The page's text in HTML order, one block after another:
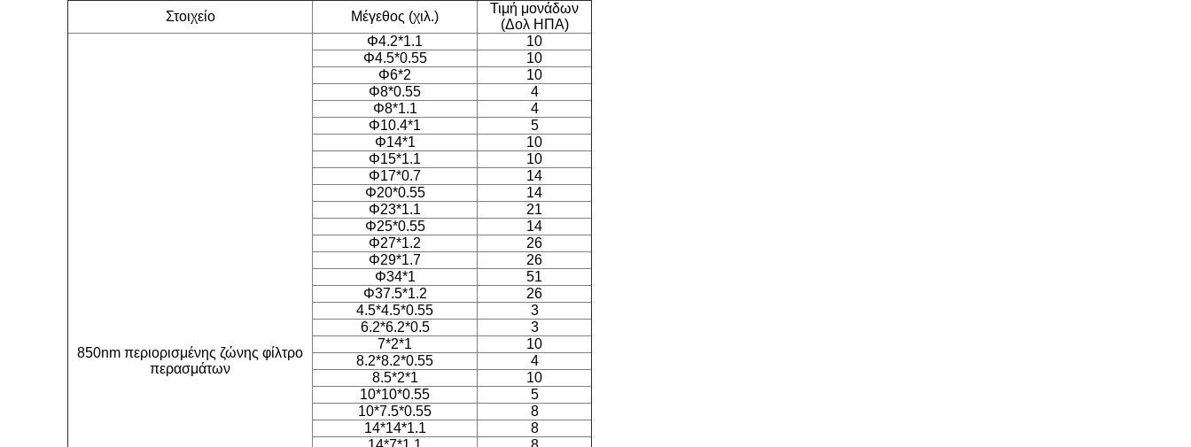
Στοιχείο
Μέγεθος (χιλ.)
Τιμή μονάδων
(Δολ ΗΠΑ)
850nm περιορισμένης ζώνης φίλτρο
περασμάτων
Φ4.2*1.1
10
Φ4.5*0.55
10
Φ6*2
10
Φ8*0.55
4
Φ8*1.1
4
Φ10.4*1
5
Φ14*1
10
Φ15*1.1
10
Φ17*0.7
14
Φ20*0.55
14
Φ23*1.1
21
Φ25*0.55
14
Φ27*1.2
26
Φ29*1.7
26
Φ34*1
51
Φ37.5*1.2
26
4.5*4.5*0.55
3
6.2*6.2*0.5
3
7*2*1
10
8.2*8.2*0.55
4
8.5*2*1
10
10*10*0.55
5
10*7.5*0.55
8
14*14*1.1
8